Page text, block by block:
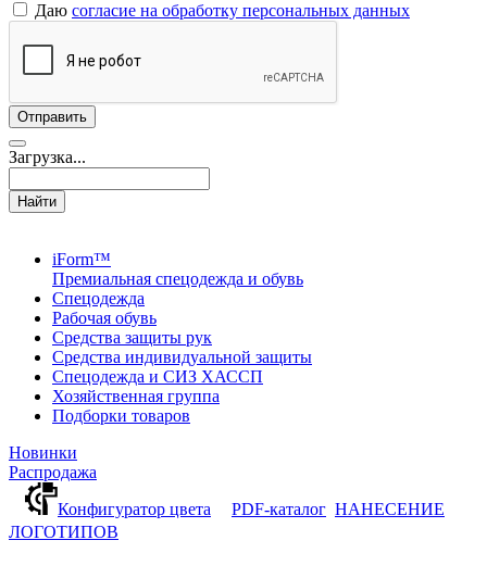
Даю согласие на обработку персональных данных
Загрузка...
Найти
iForm™
Премиальная спецодежда и обувь
Спецодежда
Рабочая обувь
Средства защиты рук
Средства индивидуальной защиты
Спецодежда и СИЗ ХАССП
Хозяйственная группа
Подборки товаров
Новинки
Распродажа
Конфигуратор цвета
PDF-каталог НАНЕСЕНИЕ
ЛОГОТИПОВ